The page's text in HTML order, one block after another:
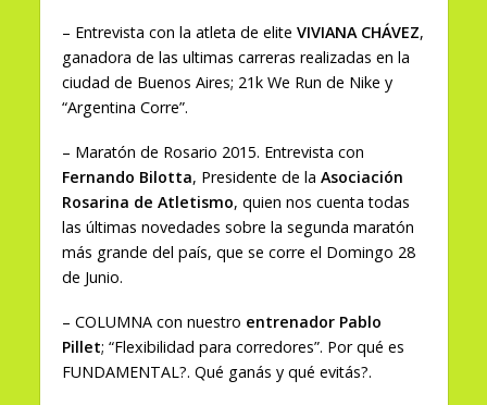
– Entrevista con la atleta de elite VIVIANA CHÁVEZ,
ganadora de las ultimas carreras realizadas en la
ciudad de Buenos Aires; 21k We Run de Nike y
“Argentina Corre”.
– Maratón de Rosario 2015. Entrevista con
Fernando Bilotta, Presidente de la Asociación
Rosarina de Atletismo, quien nos cuenta todas
las últimas novedades sobre la segunda maratón
más grande del país, que se corre el Domingo 28
de Junio.
– COLUMNA con nuestro entrenador Pablo
Pillet; “Flexibilidad para corredores”. Por qué es
FUNDAMENTAL?. Qué ganás y qué evitás?.